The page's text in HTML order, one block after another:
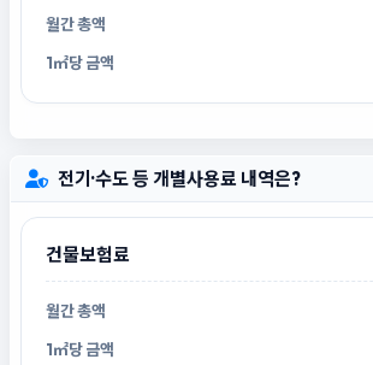
전기·수도 등 개별사용료 내역은?
건물보험료